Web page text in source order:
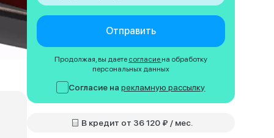
Отправить
Продолжая, вы даете согласие на обработку
персональных данных
Согласие нарекламную рассылку
В кредит от 36 120 ₽ / мес.